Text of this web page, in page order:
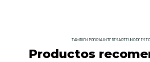
TAMBIÉN PODRÍA INTERESARTE UNO DE
Productos